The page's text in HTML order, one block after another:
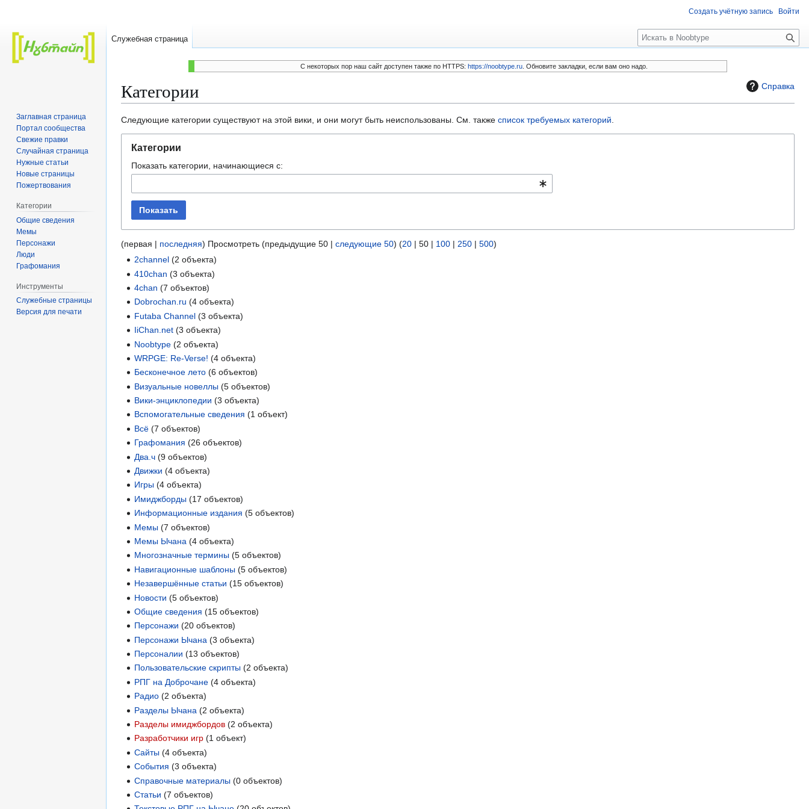
C некоторых пор наш сайт доступен также по HTTPS:https://noobtype.ru . Обновите закладки, если вам оно надо.
Справка
Категории
Перейти
к
навигации
Перейти
к
поиску
Следующие категории существуют на этой вики, и они могут быть неиспользованы. См. также список требуемых категорий
Категории
Показать категории, начинающиеся с:
Показать
(первая | последняя) Просмотреть (предыдущие 50 | следующие 50) (20 | 50 | 100 | 250 | 500)
2channel (2 объекта)
410chan (3 объекта)
4chan (7 объектов)
Dobrochan.ru (4 объекта)
Futaba Channel (3 объекта)
IiChan.net (3 объекта)
Noobtype (2 объекта)
WRPGE: Re-Verse! (4 объекта)
Бесконечное лето (6 объектов)
Визуальные новеллы (5 объектов)
Вики-энциклопедии (3 объекта)
Вспомогательные сведения (1 объект)
Всё (7 объектов)
Графомания (26 объектов)
Два.ч (9 объектов)
Движки (4 объекта)
Игры (4 объекта)
Имиджборды (17 объектов)
Информационные издания (5 объектов)
Мемы (7 объектов)
Мемы Ычана (4 объекта)
Многозначные термины (5 объектов)
Навигационные шаблоны (5 объектов)
Незавершённые статьи (15 объектов)
Новости (5 объектов)
Общие сведения (15 объектов)
Персонажи (20 объектов)
Персонажи Ычана (3 объекта)
Персоналии (13 объектов)
Пользовательские скрипты (2 объекта)
РПГ на Доброчане (4 объекта)
Радио (2 объекта)
Разделы Ычана (2 объекта)
Разделы имиджбордов (2 объекта)
Разработчики игр (1 объект)
Сайты (4 объекта)
События (3 объекта)
Справочные материалы (0 объектов)
Статьи (7 объектов)
Создать учётную запись Войти
Служебная страница
П
о
и
с
Заглавная страница
Портал сообщества
Свежие правки
Случайная страница
Нужные статьи
Новые страницы
Пожертвования
Категории
Общие сведения
Мемы
Персонажи
Люди
Графомания
Инструменты
Служебные страницы
Версия для печати